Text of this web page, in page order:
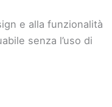
e alla funzionalità
senza l’uso di